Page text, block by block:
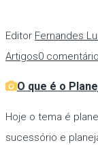
Editor Fernandes
Artigos0
O que é o
Hoje o tema é
sucessório e